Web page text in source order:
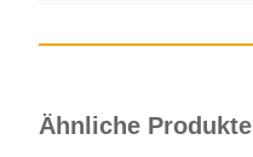
Ähnliche Produkte